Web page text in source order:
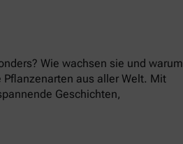
Wie wachsen sie und warum
aus aller Welt. Mit
Geschichten,